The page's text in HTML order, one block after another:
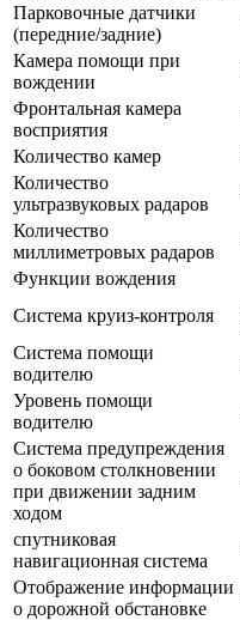
Парковочные датчики
(передние/задние)
Камера помощи при
вождении
Фронтальная камера
восприятия
Количество камер
Количество
ультразвуковых радаров
Количество
миллиметровых радаров
Функции вождения
Система круиз-контроля
Система помощи
водителю
Уровень помощи
водителю
Система предупреждения
о боковом столкновении
при движении задним
ходом
спутниковая
навигационная система
Отображение информации
о дорожной обстановке